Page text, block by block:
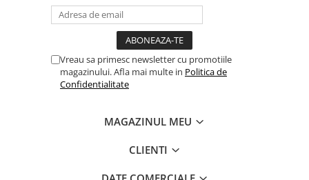
Articole scolare
Caiete si Carnetele scolare
Coperti, Mape, Etichete
Ghiozdane si Penare scolare
Instrumente si Truse Geometrie
Consumabile & Accesorii
Vreau sa primesc newsletter cu promotiile
magazinului. Afla mai multe in Politica de
Confidentialitate
MAGAZINUL MEU
CLIENTI